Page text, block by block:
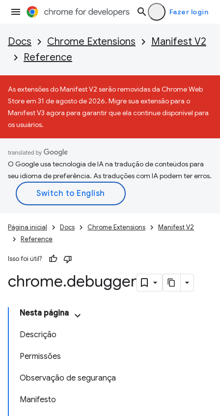
Fazer login
Docs Chrome Extensions
Manifest V2
Reference
As extensões do Manifest V2 serão removidas da Chrome Web
Store em 31 de agosto de 2026. Migre sua extensão para o
Manifest V3 agora para garantir que ela continue disponível para
os usuários.
O Google usa tecnologia de IA na tradução de conteúdos para
seu idioma de preferência. As traduções com IA podem ter erros.
Página inicial Docs Chrome Extensions
Manifest V2
Reference
Isso foi útil?
chrome.debugger
Nesta página
Descrição
Permissões
Observação de segurança
Manifesto